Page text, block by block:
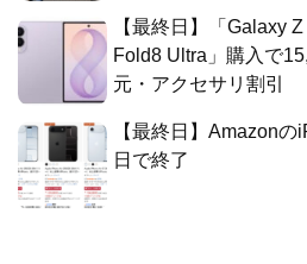
【最終日】「Galaxy
Fold8 Ultra」購入で
元・アクセサリ割引
【最終日】Amazon
日で終了